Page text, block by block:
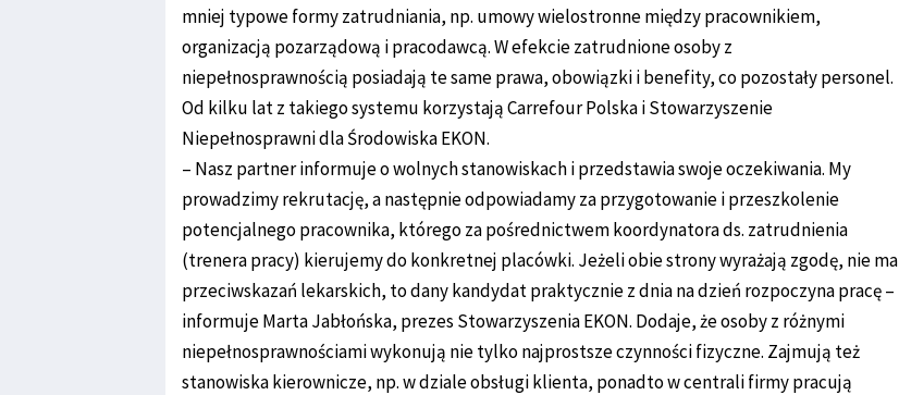
mniej typowe formy zatrudniania, np. umowy wielostronne między pracownikiem,
organizacją pozarządową i pracodawcą. W efekcie zatrudnione osoby z
niepełnosprawnością posiadają te same prawa, obowiązki i benefity, co pozostały personel.
Od kilku lat z takiego systemu korzystają Carrefour Polska i Stowarzyszenie
Niepełnosprawni dla Środowiska EKON.
– Nasz partner informuje o wolnych stanowiskach i przedstawia swoje oczekiwania. My
prowadzimy rekrutację, a następnie odpowiadamy za przygotowanie i przeszkolenie
potencjalnego pracownika, którego za pośrednictwem koordynatora ds. zatrudnienia
(trenera pracy) kierujemy do konkretnej placówki. Jeżeli obie strony wyrażają zgodę, nie ma
przeciwskazań lekarskich, to dany kandydat praktycznie z dnia na dzień rozpoczyna pracę –
informuje Marta Jabłońska, prezes Stowarzyszenia EKON. Dodaje, że osoby z różnymi
niepełnosprawnościami wykonują nie tylko najprostsze czynności fizyczne. Zajmują też
stanowiska kierownicze, np. w dziale obsługi klienta, ponadto w centrali firmy pracują